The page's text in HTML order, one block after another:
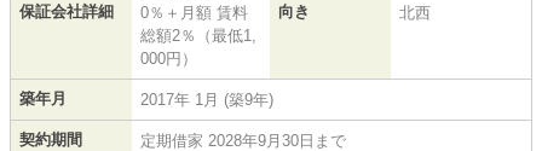
保証会社詳細
0％＋月額 賃料
総額2％（最低1,
000円）
向き 北西
築年月 2017年 1月 (築9年)
契約期間 定期借家 2028年9月30日まで